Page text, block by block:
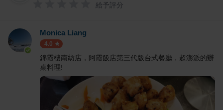
給予評分
Monica Liang
4.0
錦霞樓南紡店，阿霞飯店第三代版台式餐廳，超澎派的辦
桌料理!